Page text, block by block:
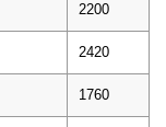
2200
2420
1760